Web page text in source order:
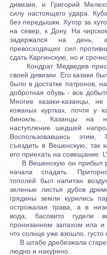
дивизия, и Григорий
силу настоящего удара.
без передышки. Хутор за
на север, к Дону. На
задержался на день,
превосходящих сил
сдать Каргинскую, но и
Кондрат Медведев
своей дивизии. Его казаки
было в достатке патронов,
добротная обувь - все
Многие казаки-казанцы,
кожаных куртках, почти у
бинокль... Казанцы на
наступление шедшей
Воспользовавшись этим,
съездить в Вешенскую, так
его приехать на совещание.
В Вешенскую он прибыл
начала спадать.
тополей был напитан
зеленые листья дубов
грядины земли курились
острожалая трава, а в
вода, басовито
пронизанном запахом ила
что солнце уже взошло,
В штабе дребезжала
людно и накурено.